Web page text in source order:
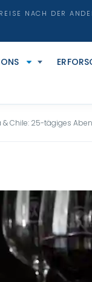
NACH DER
& Chile: 25-tägiges